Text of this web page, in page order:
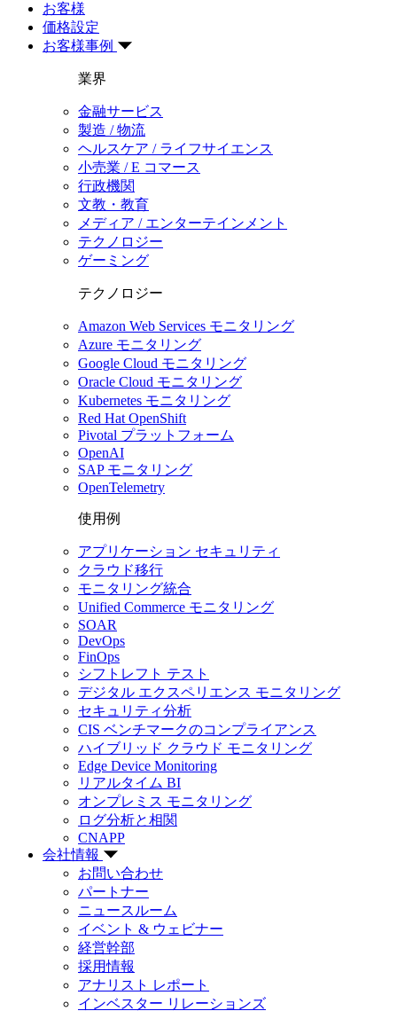
お客様
価格設定
お客様事例
業界
金融サービス
製造 / 物流
ヘルスケア / ライフサイエンス
小売業 / E コマース
行政機関
文教・教育
メディア / エンターテインメント
テクノロジー
ゲーミング
テクノロジー
Amazon Web Services モニタリング
Azure モニタリング
Google Cloud モニタリング
Oracle Cloud モニタリング
Kubernetes モニタリング
Red Hat OpenShift
Pivotal プラットフォーム
OpenAI
SAP モニタリング
OpenTelemetry
使用例
アプリケーション セキュリティ
クラウド移行
モニタリング統合
Unified Commerce モニタリング
SOAR
DevOps
FinOps
シフトレフト テスト
デジタル エクスペリエンス モニタリング
セキュリティ分析
CIS ベンチマークのコンプライアンス
ハイブリッド クラウド モニタリング
Edge Device Monitoring
リアルタイム BI
オンプレミス モニタリング
ログ分析と相関
CNAPP
会社情報
お問い合わせ
パートナー
ニュースルーム
イベント & ウェビナー
経営幹部
採用情報
アナリスト レポート
インベスター リレーションズ